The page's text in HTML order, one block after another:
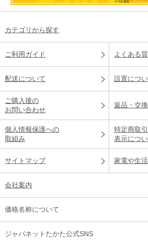
カテゴリから探す
ご利用ガイド よくある
配送について 設置につ
ご購入後の
お問い合わせ
返品・交
個人情報保護への
取組み
特定商取
表示につ
サイトマップ 家電や生
会社案内
価格名称について
ジャパネットたかた公式SNS